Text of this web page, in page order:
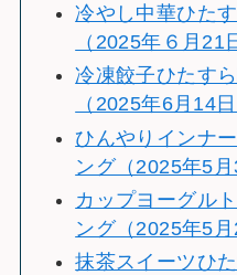
冷やし中華ひた
（2025年６月21
冷凍餃子ひたす
（2025年6月14
ひんやりインナ
ング（2025年5月
カップヨーグル
ング（2025年5月
抹茶スイーツひ